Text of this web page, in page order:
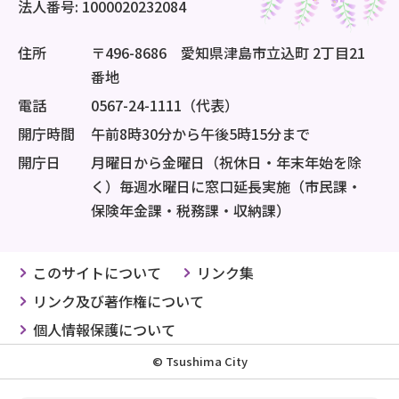
法人番号: 1000020232084
住所
〒496-8686 愛知県津島市立込町 2丁目21
番地
電話
0567-24-1111（代表）
開庁時間
午前8時30分から午後5時15分まで
開庁日
月曜日から金曜日（祝休日・年末年始を除
く）毎週水曜日に窓口延長実施（市民課・
保険年金課・税務課・収納課）
このサイトについて
リンク集
リンク及び著作権について
個人情報保護について
© Tsushima City